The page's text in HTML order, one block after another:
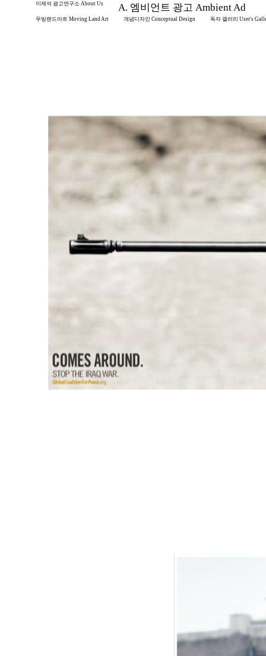
이제석 광고연구소 About Us A. 엠비언트 광고 Ambient Ad
무빙랜드아트 Moving Land Art 개념디자인 Conceptual Design 독자 갤러리 User's